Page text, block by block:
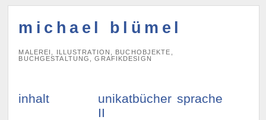
michael blümel
MALEREI, ILLUSTRATION, BUCHOBJEKTE,
BUCHGESTALTUNG, GRAFIKDESIGN
inhalt
unikatbücher
II
sprache